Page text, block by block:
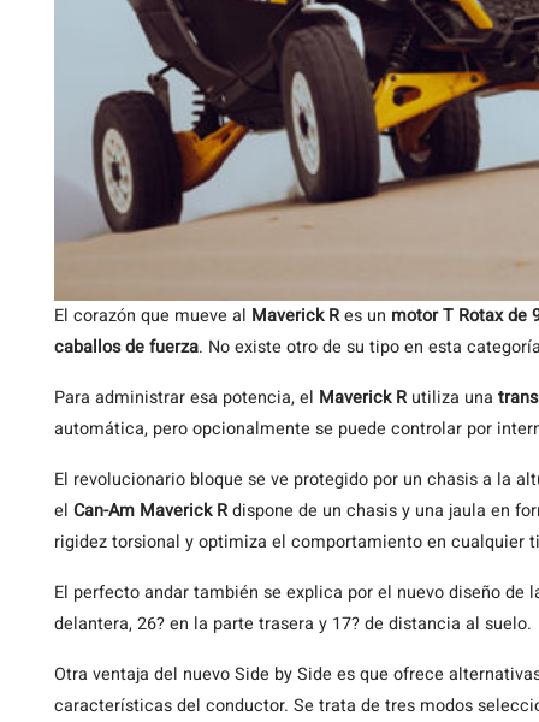
El corazón que mueve al Maverick Res un motor T Rotax de
caballos de fuerza. No existe otro de su tipo en esta
Para administrar esa potencia, el Maverick Rutiliza una
automática, pero opcionalmente se puede controlar por
El revolucionario bloque se ve protegido por un chasis a la
el Can-Am Maverick Rdispone de un chasis y una jaula en
rigidez torsional y optimiza el comportamiento en cualquier
El perfecto andar también se explica por el nuevo diseño de
delantera, 26? en la parte trasera y 17? de distancia al suelo.
Otra ventaja del nuevo Side by Side es que ofrece
características del conductor. Se trata de tres modos